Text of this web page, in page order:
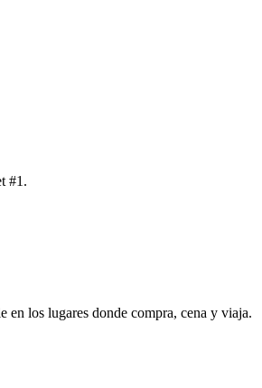
#1.
en los lugares donde compra, cena y viaja.